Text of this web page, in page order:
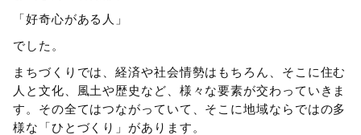
「好奇心がある人」
でした。
まちづくりでは、経済や社会情勢はもちろん、そこに住む
人と文化、風土や歴史など、様々な要素が交わっていきま
す。その全てはつながっていて、そこに地域ならではの多
様な「ひとづくり」があります。